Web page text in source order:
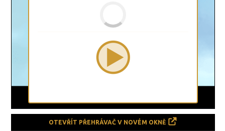
OTEVŘÍT PŘEHRÁVAČ V NOVÉM OKNĚ